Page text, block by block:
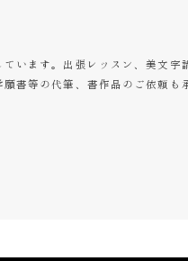
います。出張レッスン、美文字
書等の代筆、書作品のご依頼も